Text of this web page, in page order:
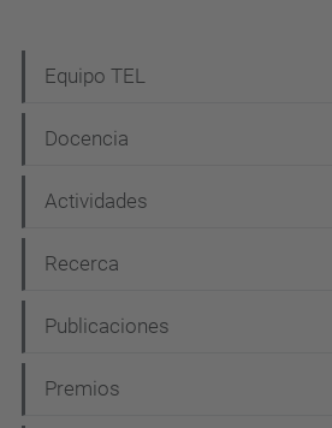
a
v
g
a
i
ó
Equipo TEL
Docencia
Actividades
Recerca
Publicaciones
Premios